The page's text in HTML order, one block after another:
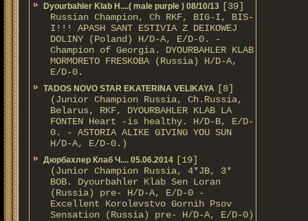
Dyourbahler Klab H....( male purple ) 08/10/13 [39]
Russian Champion, Ch RKF, BIG-I, BIS-
I!!! APASH SANT ESTIVIA Z DEIKOWEJ
DOLINY (Poland) H/D-A, E/D-0. -
Champion of Georgia. DYOURBAHLER KLAB
MORMORETO FRESKOBA (Russia) H/D-A,
E/D-0.
TADOS NOVO STAR EKATERINA VELIKAYA [8]
(Junior Champion Russia, Ch.Russia,
Belarus, RKF, DYOURBAHLER KLAB LA
FONTEN Heart -is healthy. H/D-В, E/D-
0. - ASTORIA ALIKE GIVING YOU SUN
H/D-А, E/D-0.)
Дюрбахлер Клаб Ч.... 05.06.2014 [19]
(Junior Champion Russia, 4*JB, 3*
BOB. Dyourbahler Klab Sen Loran
(Russia) pre- H/D-A, E/D-0 -
Excellent Korolevstvo Gornih Psov
Sensation (Russia) pre- H/D-A, E/D-0)